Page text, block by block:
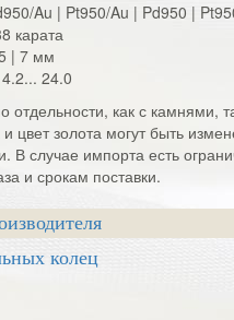
Au | Pt950/Au | Pd950 |
карата
| 7 мм
24.0
отдельности, как с камнями,
цвет золота могут быть
В случае импорта есть
и срокам поставки.
колец